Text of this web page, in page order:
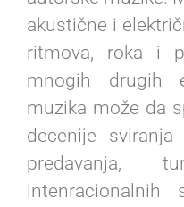
akustične i
ritmova, roka i
mnogih drugih
muzika može da
decenije
predavanja,